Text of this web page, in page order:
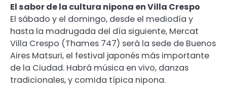
El sabor de la cultura nipona en Villa Crespo
El sábado y el domingo, desde el mediodía y
hasta la madrugada del día siguiente, Mercat
Villa Crespo (Thames 747) será la sede de Buenos
Aires Matsuri, el festival japonés más importante
de la Ciudad. Habrá música en vivo, danzas
tradicionales, y comida típica nipona.